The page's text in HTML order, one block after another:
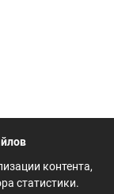
контента,
статистики.